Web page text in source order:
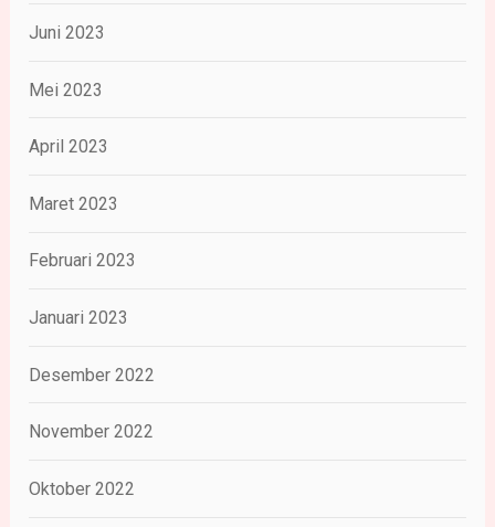
Juni 2023
Mei 2023
April 2023
Maret 2023
Februari 2023
Januari 2023
Desember 2022
November 2022
Oktober 2022